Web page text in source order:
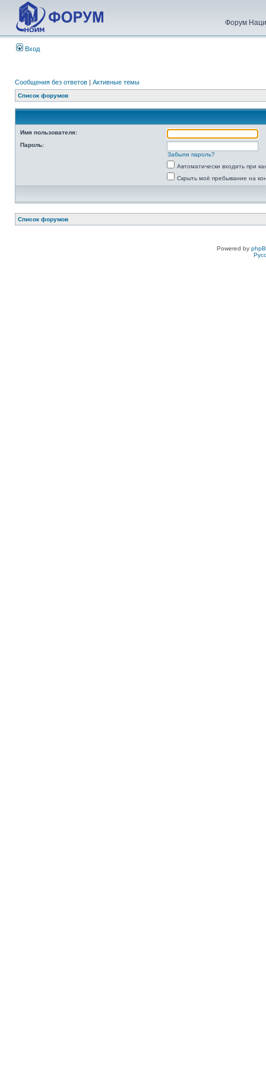
Форум
Вход
Сообщения без ответов | Активные темы
Список форумов
Имя пользователя:
Пароль:
Забыли пароль?
Автоматически входить при
Скрыть моё пребывание на
Список форумов
Powered by